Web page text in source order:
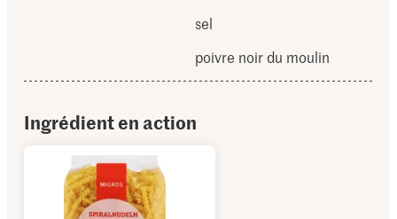
sel
poivre noir du moulin
Ingrédient en action